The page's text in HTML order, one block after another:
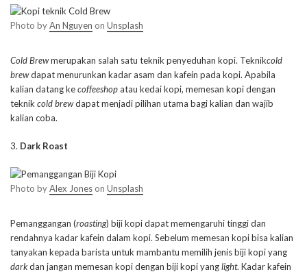
Photo byAn Nguyen on Unsplash
Cold Brewmerupakan salah satu teknik penyeduhan kopi. Teknikcold
brewdapat menurunkan kadar asam dan kafein pada kopi. Apabila
kalian datang kecoffeeshopatau kedai kopi, memesan kopi dengan
teknik cold brewdapat menjadi pilihan utama bagi kalian dan wajib
kalian coba.
3. Dark Roast
Photo byAlex Jones on Unsplash
Pemanggangan (roasting) biji kopi dapat memengaruhi tinggi dan
rendahnya kadar kafein dalam kopi. Sebelum memesan kopi bisa kalian
tanyakan kepada barista untuk mambantu memilih jenis biji kopi yang
darkdan jangan memesan kopi dengan biji kopi yanglight. Kadar kafein